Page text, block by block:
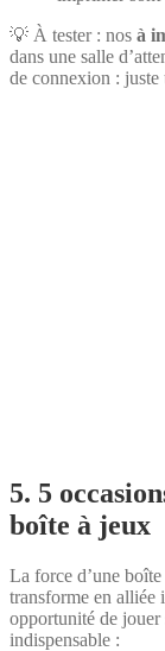
💡 À tester : nos à
dans une salle
de connexion :
5. 5
boîte à jeux
La force d’une
transforme en alliée
opportunité de
indispensable :